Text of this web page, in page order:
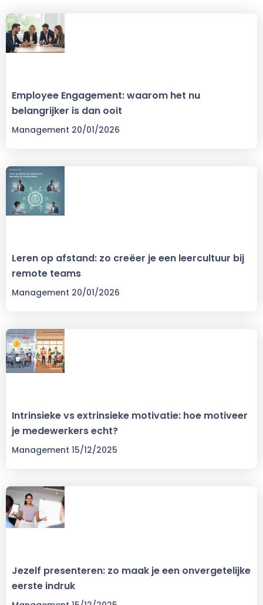
Employee Engagement: waarom het nu
belangrijker is dan ooit
Management 20/01/2026
Leren op afstand: zo creëer je een leercultuur bij
remote teams
Management 20/01/2026
Intrinsieke vs extrinsieke motivatie: hoe motiveer
je medewerkers echt?
Management 15/12/2025
Jezelf presenteren: zo maak je een onvergetelijke
eerste indruk